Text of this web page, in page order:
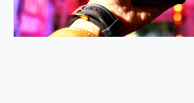
近八千元的 Soundcore Liberty 5 Pro Max，有螢幕的耳機會是智商稅嗎?
ASUS Pad 全面應援 Me Time，加碼愛奇藝黃金雙周卡體驗，專案價最低 NT$0 起
榮耀 HONOR 600 Pro x MOLLY Limited Edition 限量版開賣，攜手味全龍進駐大巨蛋萬人盛典